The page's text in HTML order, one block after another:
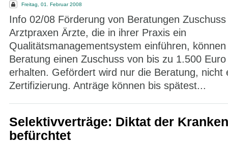
Freitag, 01. Februar 2008
Info 02/08 Förderung von Beratungen
Arztpraxen Ärzte, die in ihrer Praxis ein
Qualitätsmanagementsystem einführen,
Beratung einen Zuschuss von bis zu 1.500
erhalten. Gefördert wird nur die Beratung, nicht
Zertifizierung. Anträge können bis spätest...
Selektivverträge: Diktat der
befürchtet